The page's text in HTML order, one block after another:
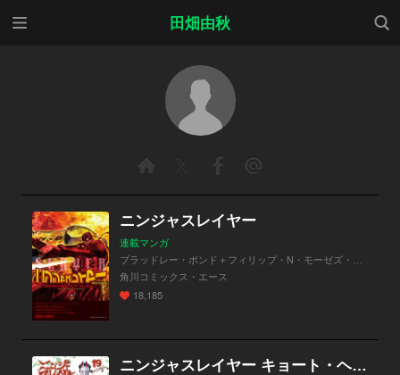
田畑由秋
検索
ニンジャスレイヤー
連載マンガ
角川コミックス・エース
18,185
ニンジャスレイヤー キョート・ヘル・オン・アース